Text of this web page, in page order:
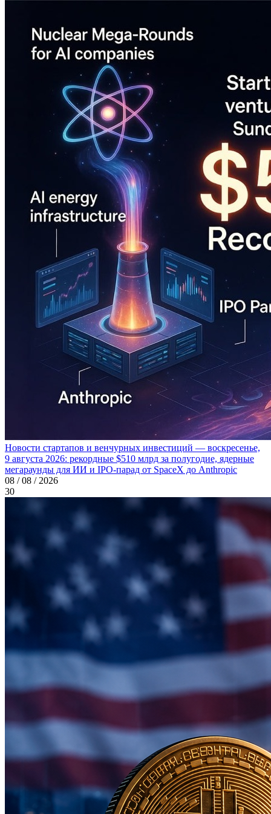
Новости стартапов и венчурных инвестиций — воскресенье,
9 августа 2026: рекордные $510 млрд за полугодие, ядерные
мегараунды для ИИ и IPO-парад от SpaceX до Anthropic
08 / 08 / 2026
30